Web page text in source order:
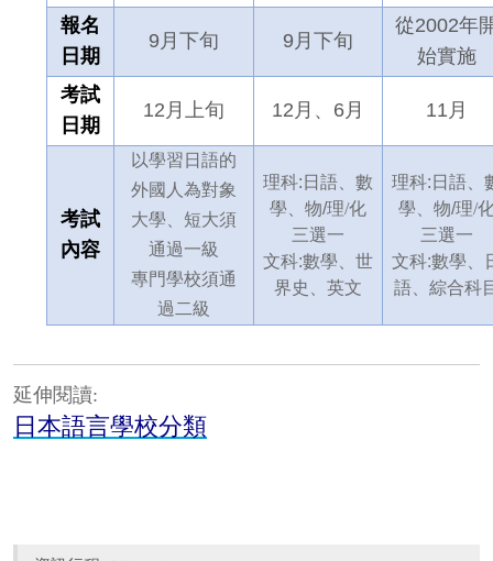
報名
日期
9月下旬 9月下旬
從2002年
始實施
考試
日期
12月上旬 12月、6月 11月
考試
內容
以學習日語的
外國人為對象
大學、短大須
通過一級
專門學校須通
過二級
理科:日語、數
學、物/理/化
三選一
文科:數學、世
界史、英文
理科:日語、
學、物/理/
三選一
文科:數學、
語、綜合科
延伸閱讀:
日本語言學校分類